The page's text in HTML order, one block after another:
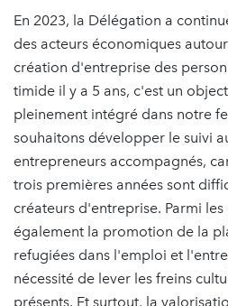
En 2023, la Délégation a
des acteurs économiques
création d'entreprise des
timide il y a 5 ans, c'est un
pleinement intégré dans notre
souhaitons développer le suivi
entrepreneurs accompagnés,
trois premières années sont
créateurs d'entreprise. Parmi
également la promotion de la
refugiées dans l'emploi et
nécessité de lever les freins
présents. Et surtout, la